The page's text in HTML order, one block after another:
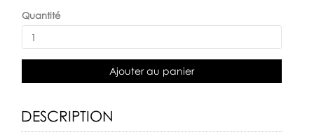
Quantité
Ajouter au panier
DESCRIPTION